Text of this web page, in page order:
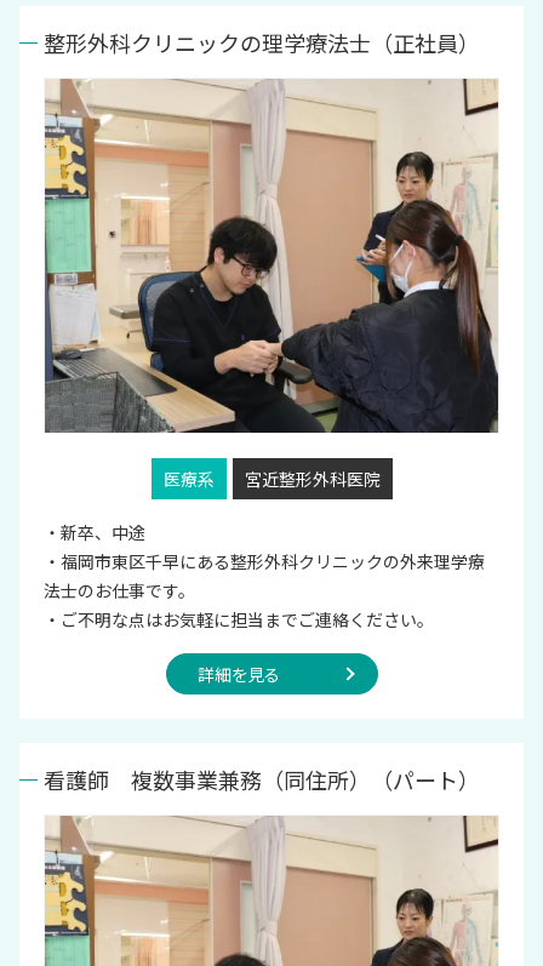
整形外科クリニックの理学療法士（正社員）
医療系 宮近整形外科医院
・新卒、中途
・福岡市東区千早にある整形外科クリニックの外来理学療
法士のお仕事です。
・ご不明な点はお気軽に担当までご連絡ください。
詳細を見る
看護師 複数事業兼務（同住所）（パート）